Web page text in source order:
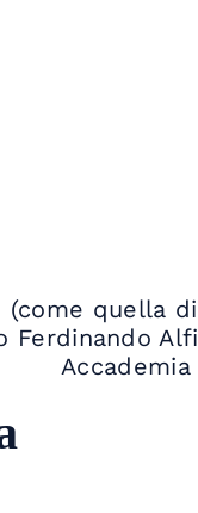
(come quella
Ferdinando
Accademia